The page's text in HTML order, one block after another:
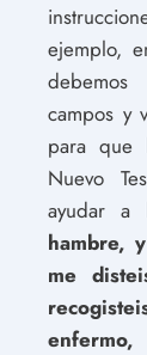
ejemplo,
debemos
campos y
para que
Nuevo
ayudar a
hambre,
me